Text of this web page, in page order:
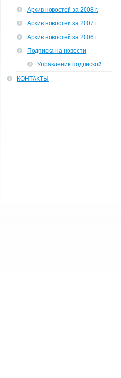
Архив новостей за 2008 г.
Архив новостей за 2007 г.
Архив новостей за 2006 г.
Подписка на новости
Управление подпиской
КОНТАКТЫ